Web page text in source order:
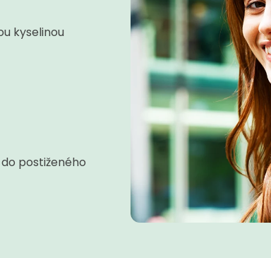
kyselinou
postiženého